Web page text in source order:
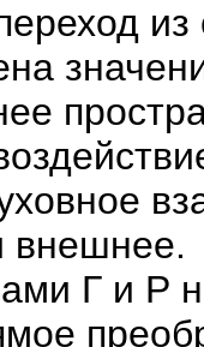
из
внешнее.
Г и Р